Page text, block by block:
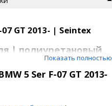
GT 2013- | Seintex
| полиуретановый,
геометрию
Показать полностью
5 Ser F-07 GT 2013-